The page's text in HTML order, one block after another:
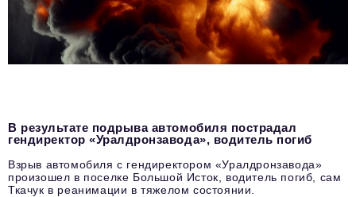
В результате подрыва автомобиля пострадал
гендиректор «Уралдронзавода», водитель погиб
Взрыв автомобиля с гендиректором «Уралдронзавода»
произошел в поселке Большой Исток, водитель погиб, сам
Ткачук в реанимации в тяжелом состоянии.